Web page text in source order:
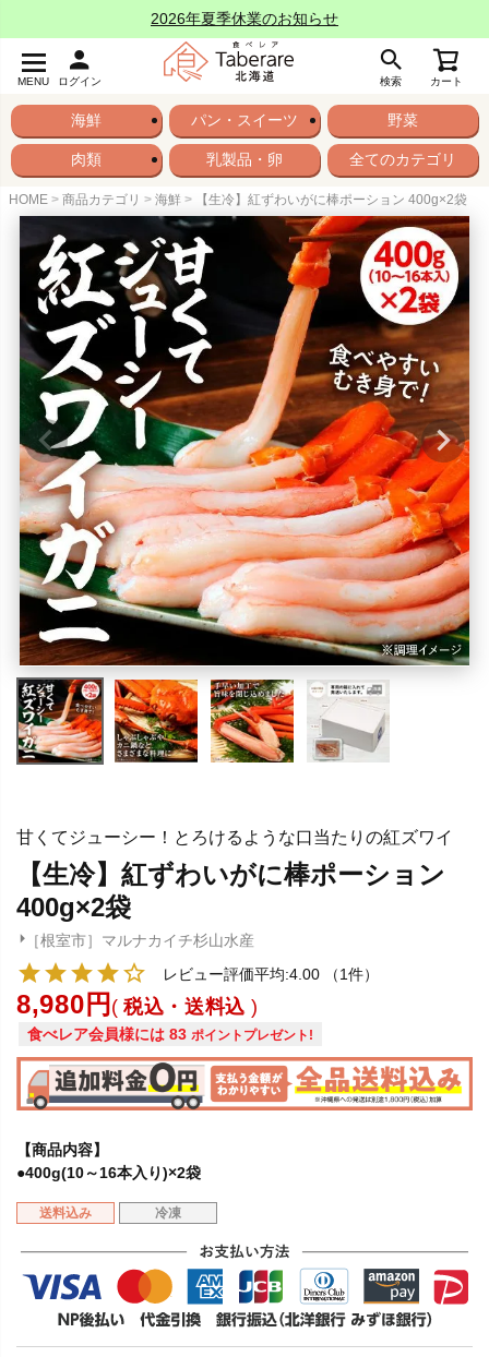
2026年夏季休業のお知らせ
MENU ログイン 検索 カート
海鮮 パン・スイーツ 野菜
肉類 乳製品・卵 全てのカテゴリ
HOME 商品カテゴリ 海鮮 【生冷】紅ずわいがに棒ポーション 400g×2袋
甘くてジューシー！とろけるような口当たりの紅ズワイ
【生冷】紅ずわいがに棒ポーション
400g×2袋
［根室市］マルナカイチ杉山水産
レビュー評価平均:4.00
（1件）
8,980 税込・送料込
食べレア会員様には 83 ポイントプレゼント!
【商品内容】
●400g(10～16本入り)×2袋
送料込み 冷凍